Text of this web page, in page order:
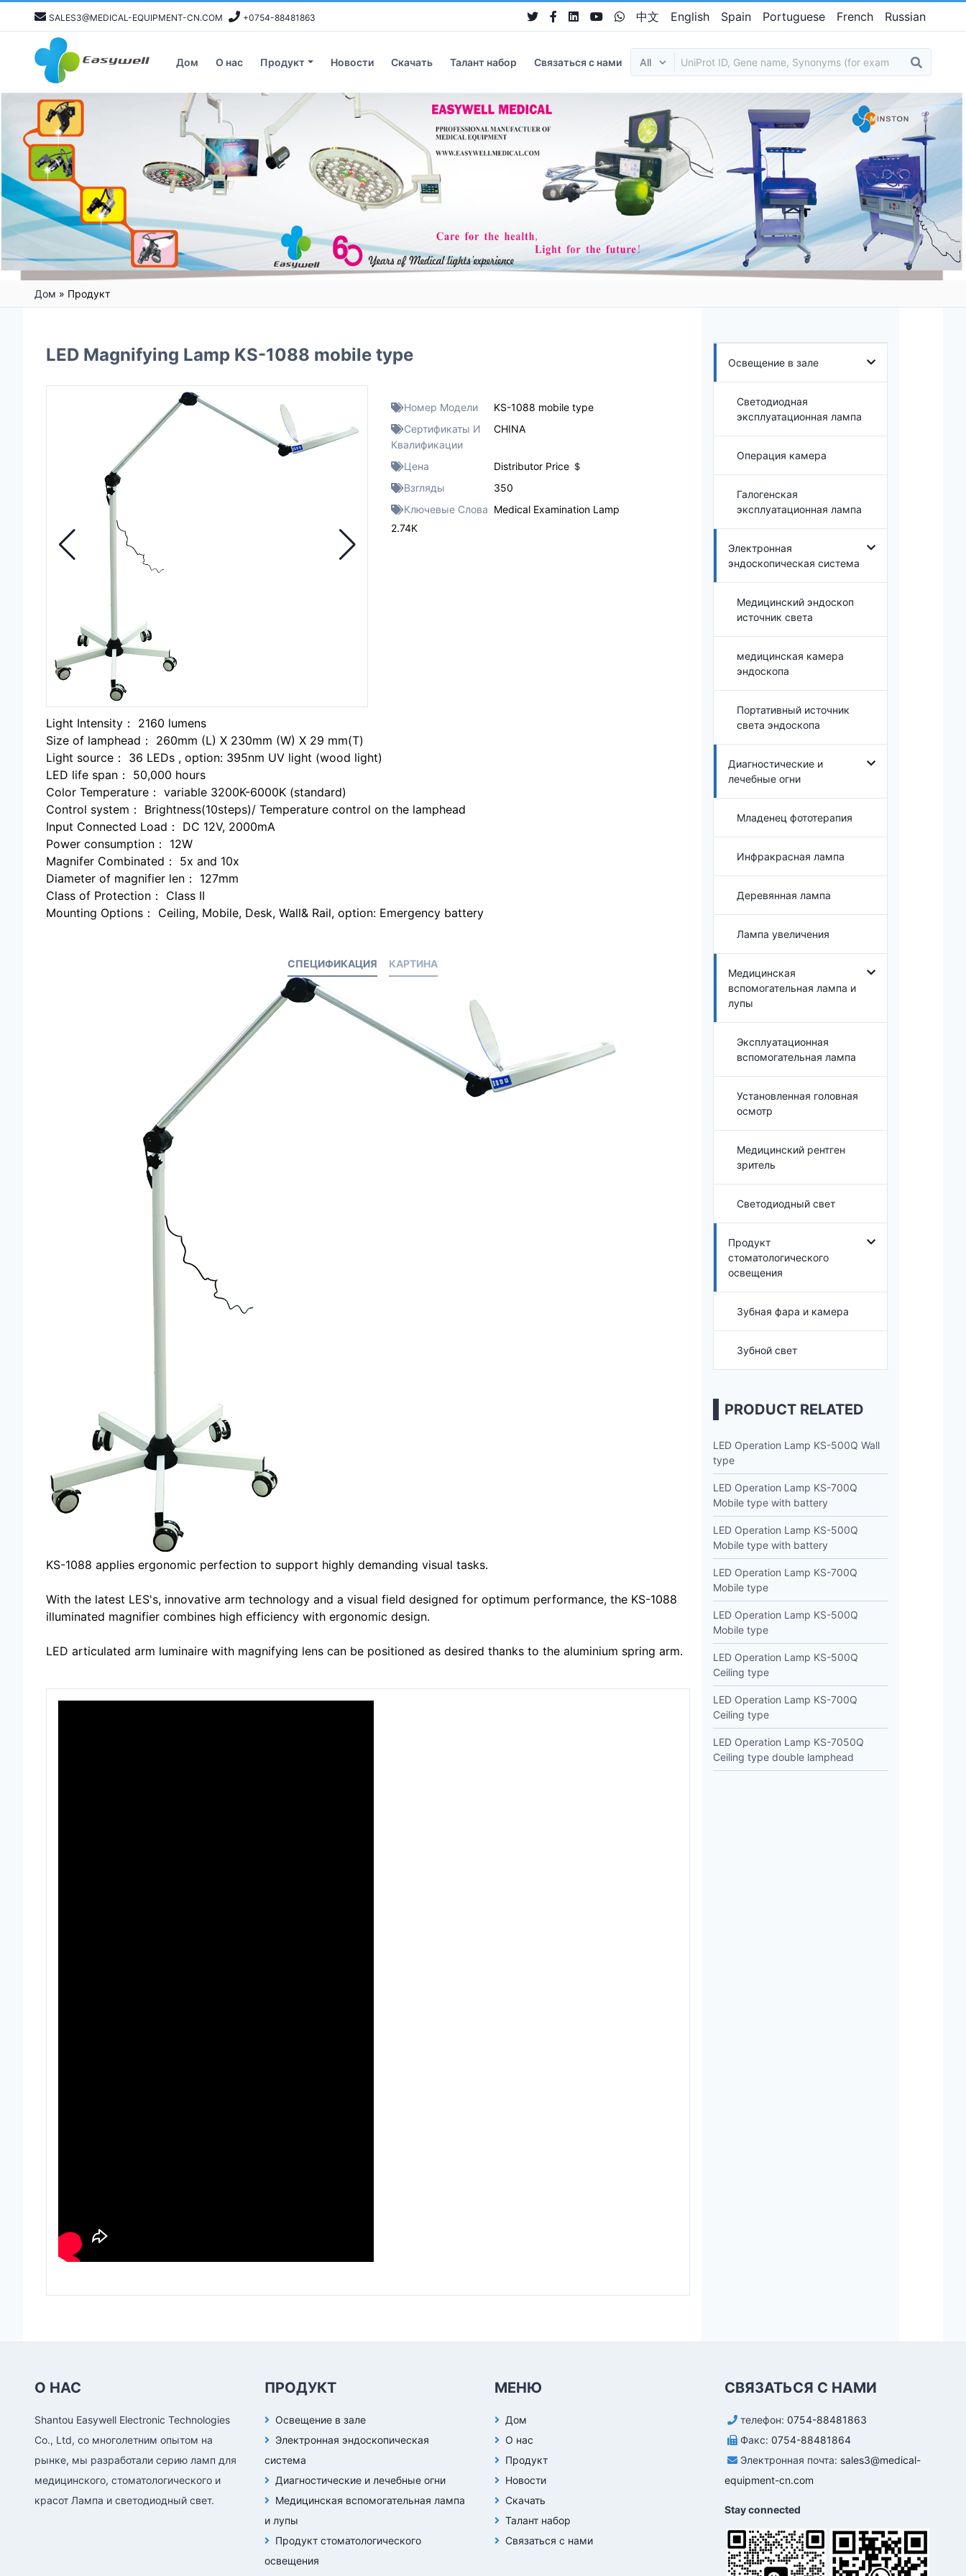
SALES3@MEDICAL-EQUIPMENT-CN.COM +0754-88481863 中文 English Spain Portuguese French Russian
Дом О нас Продукт Новости Скачать Талант набор Связаться с нами
Дом » Продукт
LED Magnifying Lamp KS-1088 mobile type
Номер Модели
KS-1088 mobile type
Сертификаты И
Квалификации
CHINA
Цена
Distributor Price ＄
Взгляды
350
Ключевые Слова Medical Examination Lamp
2.74K
Light Intensity： 2160 lumens
Size of lamphead： 260mm (L) X 230mm (W) X 29 mm(T)
Light source： 36 LEDs , option: 395nm UV light (wood light)
LED life span： 50,000 hours
Color Temperature： variable 3200K-6000K (standard)
Control system： Brightness(10steps)/ Temperature control on the lamphead
Input Connected Load： DC 12V, 2000mA
Power consumption： 12W
Magnifer Combinated： 5x and 10x
Diameter of magnifier len： 127mm
Class of Protection： Class II
Mounting Options： Ceiling, Mobile, Desk, Wall& Rail, option: Emergency battery
СПЕЦИФИКАЦИЯ КАРТИНА
KS-1088 applies ergonomic perfection to support highly demanding visual tasks.
With the latest LES's, innovative arm technology and a visual field designed for optimum performance, the KS-1088
illuminated magnifier combines high efficiency with ergonomic design.
LED articulated arm luminaire with magnifying lens can be positioned as desired thanks to the aluminium spring arm.
Освещение в зале
Светодиодная
эксплуатационная лампа
Операция камера
Галогенская
эксплуатационная лампа
Электронная
эндоскопическая система
Медицинский эндоскоп
источник света
медицинская камера
эндоскопа
Портативный источник
света эндоскопа
Диагностические и
лечебные огни
Младенец фототерапия
Инфракрасная лампа
Деревянная лампа
Лампа увеличения
Медицинская
вспомогательная лампа и
лупы
Эксплуатационная
вспомогательная лампа
Установленная головная
осмотр
Медицинский рентген
зритель
Светодиодный свет
Продукт
стоматологического
освещения
Зубная фара и камера
Зубной свет
PRODUCT RELATED
LED Operation Lamp KS-500Q Wall
type
LED Operation Lamp KS-700Q
Mobile type with battery
LED Operation Lamp KS-500Q
Mobile type with battery
LED Operation Lamp KS-700Q
Mobile type
LED Operation Lamp KS-500Q
Mobile type
LED Operation Lamp KS-500Q
Ceiling type
LED Operation Lamp KS-700Q
Ceiling type
LED Operation Lamp KS-7050Q
Ceiling type double lamphead
О НАС
Shantou Easywell Electronic Technologies
Co., Ltd, со многолетним опытом на
рынке, мы разработали серию ламп для
медицинского, стоматологического и
красот Лампа и светодиодный свет.
ПРОДУКТ
Освещение в зале
Электронная эндоскопическая
система
Диагностические и лечебные огни
Медицинская вспомогательная лампа
и лупы
Продукт стоматологического
освещения
МЕНЮ
Дом
О нас
Продукт
Новости
Скачать
Талант набор
Связаться с нами
СВЯЗАТЬСЯ С НАМИ
телефон: 0754-88481863
Факс: 0754-88481864
Электронная почта: sales3@medical-
equipment-cn.com
Stay connected